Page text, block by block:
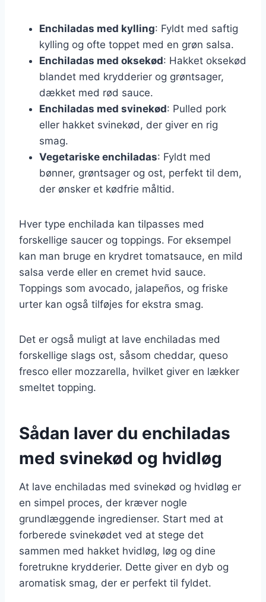
Enchiladas med kylling: Fyldt med saftig
kylling og ofte toppet med en grøn salsa.
Enchiladas med oksekød: Hakket oksekød
blandet med krydderier og grøntsager,
dækket med rød sauce.
Enchiladas med svinekød: Pulled pork
eller hakket svinekød, der giver en rig
smag.
Vegetariske enchiladas: Fyldt med
bønner, grøntsager og ost, perfekt til dem,
der ønsker et kødfrie måltid.
Hver type enchilada kan tilpasses med
forskellige saucer og toppings. For eksempel
kan man bruge en krydret tomatsauce, en mild
salsa verde eller en cremet hvid sauce.
Toppings som avocado, jalapeños, og friske
urter kan også tilføjes for ekstra smag.
Det er også muligt at lave enchiladas med
forskellige slags ost, såsom cheddar, queso
fresco eller mozzarella, hvilket giver en lækker
smeltet topping.
Sådan laver du enchiladas
med svinekød og hvidløg
At lave enchiladas med svinekød og hvidløg er
en simpel proces, der kræver nogle
grundlæggende ingredienser. Start med at
forberede svinekødet ved at stege det
sammen med hakket hvidløg, løg og dine
foretrukne krydderier. Dette giver en dyb og
aromatisk smag, der er perfekt til fyldet.